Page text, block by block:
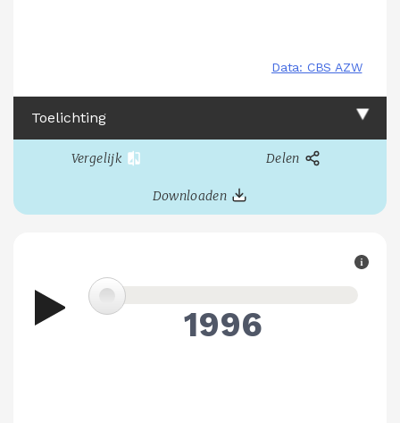
Toelichting
Vergelijk Delen
Downloaden